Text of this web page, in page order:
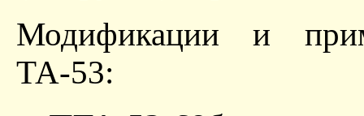
Модификации и
ТА-53: